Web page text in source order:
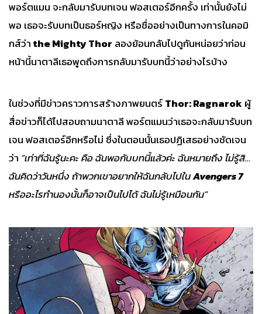
พอร์ตแมน จะกลับมารับบทเจน ฟอสเตอร์อีกครั้ง เท่านั้นยังไม่
พอ เธอจะรับบทเป็นธอร์หญิง หรือชื่ออย่างเป็นทางการในคอมิ
กส์ว่าthe Mighty Thor ลองย้อนกลับไปดูกันหน่อยว่าก่อน
หน้านี้นาตาลีเธอพูดถึงการกลับมารับบทนี้ว่าอย่างไรบ้าง
ในช่วงที่มีข่าวคราวการสร้างภาพยนตร์Thor: Ragnarok ผู้
สื่อข่าวก็ได้ไปสอบถามนาตาลี พอร์ตแมนว่าเธอจะกลับมารับบท
เจน ฟอสเตอร์อีกหรือไม่ ซึ่งในตอนนั้นเธอปฏิเสธอย่างชัดเจน
ว่า “เท่าที่ฉันรู้นะคะ คือ ฉันพอกับบทนี้แล้วค่ะ ฉันหมายถึง ไม่รู้สิ…
ฉันคิดว่าวันหนึ่ง ถ้าพวกเขาอยากให้ฉันกลับไปในAvengers 7
หรืออะไรทำนองนั้นก็อาจเป็นไปได้ ฉันไม่รู้เหมือนกัน”